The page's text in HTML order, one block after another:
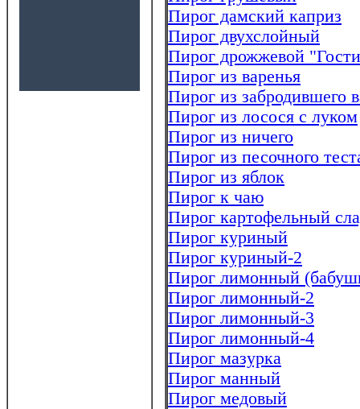
Пирог дамский каприз
Пирог двухслойный
Пирог дрожжевой
Пирог из варенья
Пирог из забродившего
Пирог из лосося с луком
Пирог из ничего
Пирог из песочного
Пирог из яблок
Пирог к чаю
Пирог картофельный
Пирог куриный
Пирог куриный-2
Пирог лимонный
Пирог лимонный-2
Пирог лимонный-3
Пирог лимонный-4
Пирог мазурка
Пирог манный
Пирог медовый